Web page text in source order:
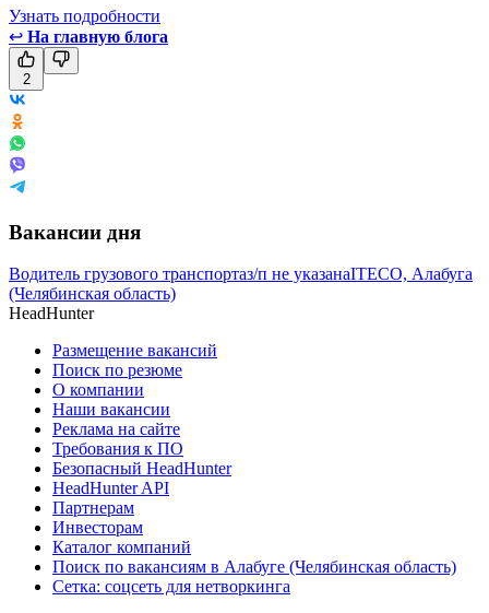
Узнать подробности
↩ На главную блога
2
Вакансии дня
Водитель грузового транспортаз/п не указанаITECO, Алабуга
(Челябинская область)
HeadHunter
Размещение вакансий
Поиск по резюме
О компании
Наши вакансии
Реклама на сайте
Требования к ПО
Безопасный HeadHunter
HeadHunter API
Партнерам
Инвесторам
Каталог компаний
Поиск по вакансиям в Алабуге (Челябинская область)
Сетка: соцсеть для нетворкинга